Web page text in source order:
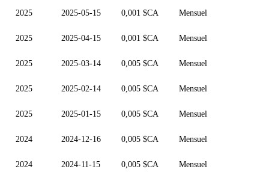
2025 2025-05-15 0,001 $CA Mensuel
2025 2025-04-15 0,001 $CA Mensuel
2025 2025-03-14 0,005 $CA Mensuel
2025 2025-02-14 0,005 $CA Mensuel
2025 2025-01-15 0,005 $CA Mensuel
2024 2024-12-16 0,005 $CA Mensuel
2024 2024-11-15 0,005 $CA Mensuel